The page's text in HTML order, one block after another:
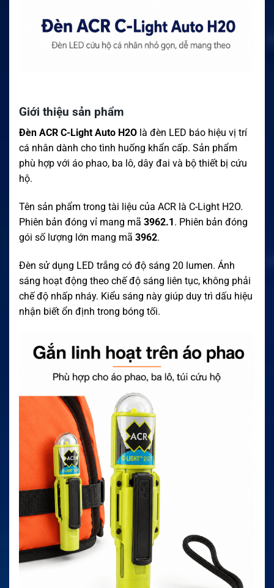
Giới thiệu sản phẩm
Đèn ACR C-Light Auto H2O là đèn LED báo hiệu vị trí
cá nhân dành cho tình huống khẩn cấp. Sản phẩm
phù hợp với áo phao, ba lô, dây đai và bộ thiết bị cứu
hộ.
Tên sản phẩm trong tài liệu của ACR là C-Light H2O.
Phiên bản đóng vỉ mang mã 3962.1 . Phiên bản đóng
gói số lượng lớn mang mã 3962.
Đèn sử dụng LED trắng có độ sáng 20 lumen. Ánh
sáng hoạt động theo chế độ sáng liên tục, không phải
chế độ nhấp nháy. Kiểu sáng này giúp duy trì dấu hiệu
nhận biết ổn định trong bóng tối.